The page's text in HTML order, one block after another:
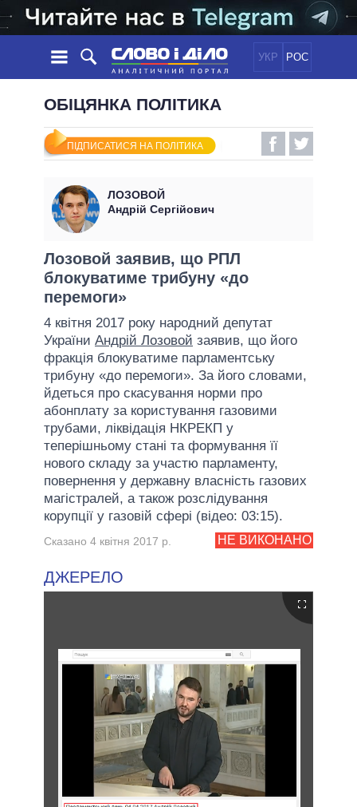
УКР РОС
НОВИНИ
СТРІЧКА
ПОДІЇ
СТАТТІ
ДУМКИ
ОГЛЯДИ
ДАЙДЖЕСТИ
ПОЛІТИКА
ЕКОНОМІКА
СВІТ
ОБIЦЯНКИ
УСІ ПОЛІТИКИ
ПРЕЗИДЕНТ І ОФІС
ВЕРХОВНА РАДА
КАБІНЕТ МІНІСТРІВ
ГОЛОВИ ОБЛАДМІНІСТРАЦІЙ
МЕРИ МІСТ
ВСІ ПЕРСОНИ
ІНФОГРАФІКА
ПІДТРИМАТИ
ОБІЦЯНКА ПОЛІТИКА
ПІДПИСАТИСЯ НА ПОЛІТИКА
ЛОЗОВОЙ
Андрій Сергійович
Лозовой заявив, що РПЛ
блокуватиме трибуну «до
перемоги»
4 квітня 2017 року народний депутат
України Андрій Лозовой заявив, що його
фракція блокуватиме парламентську
трибуну «до перемоги». За його словами,
йдеться про скасування норми про
абонплату за користування газовими
трубами, ліквідація НКРЕКП у
теперішньому стані та формування її
нового складу за участю парламенту,
повернення у державну власність газових
магістралей, а також розслідування
корупції у газовій сфері (відео: 03:15).
НЕ ВИКОНАНО
Сказано 4 квітня 2017 р.
ДЖЕРЕЛО